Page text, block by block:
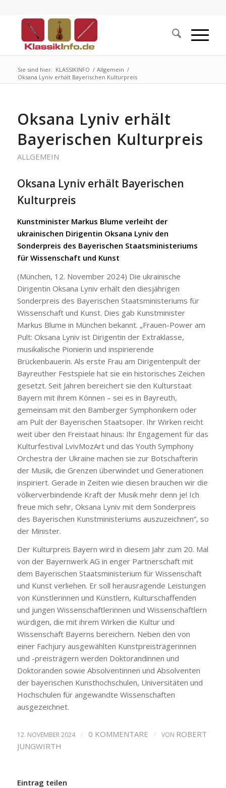
Sie sind hier: KLASSIKINFO / Allgemein /
Oksana Lyniv erhält Bayerischen Kulturpreis
Oksana Lyniv erhält
Bayerischen Kulturpreis
ALLGEMEIN
Oksana Lyniv erhält Bayerischen
Kulturpreis
Kunstminister Markus Blume verleiht der
ukrainischen Dirigentin Oksana Lyniv den
Sonderpreis des Bayerischen Staatsministeriums
für Wissenschaft und Kunst
(München, 12. November 2024) Die ukrainische
Dirigentin Oksana Lyniv erhält den diesjährigen
Sonderpreis des Bayerischen Staatsministeriums für
Wissenschaft und Kunst. Dies gab Kunstminister
Markus Blume in München bekannt. „Frauen-Power am
Pult: Oksana Lyniv ist Dirigentin der Extraklasse,
musikalische Pionierin und inspirierende
Brückenbauerin. Als erste Frau am Dirigentenpult der
Bayreuther Festspiele hat sie ein historisches Zeichen
gesetzt. Seit Jahren bereichert sie den Kulturstaat
Bayern mit ihrem Können – sei es in Bayreuth,
gemeinsam mit den Bamberger Symphonikern oder
am Pult der Bayerischen Staatsoper. Ihr Wirken reicht
weit über den Freistaat hinaus: Ihr Engagement für das
Kulturfestival LvivMozArt und das Youth Symphony
Orchestra der Ukraine machen sie zur Botschafterin
der Musik, die Grenzen überwindet und Generationen
inspiriert. Gerade in Zeiten wie diesen brauchen wir die
völkerverbindende Kraft der Musik mehr denn je! Ich
freue mich sehr, Oksana Lyniv mit dem Sonderpreis
des Bayerischen Kunstministeriums auszuzeichnen“, so
der Minister.
Der Kulturpreis Bayern wird in diesem Jahr zum 20. Mal
von der Bayernwerk AG in enger Partnerschaft mit
dem Bayerischen Staatsministerium für Wissenschaft
und Kunst verliehen. Er soll herausragende Leistungen
von Künstlerinnen und Künstlern, Kulturschaffenden
und jungen Wissenschaftlerinnen und Wissenschaftlern
würdigen, die mit ihrem Wirken die Kultur und
Wissenschaft Bayerns bereichern. Neben den von
einer Fachjury ausgewählten Kunstpreisträgerinnen
und -preisträgern werden Doktorandinnen und
Doktoranden sowie Absolventinnen und Absolventen
der bayerischen Kunsthochschulen, Universitäten und
Hochschulen für angewandte Wissenschaften
ausgezeichnet.
12. NOVEMBER 2024 / 0 KOMMENTARE / VON ROBERT
JUNGWIRTH
Eintrag teilen